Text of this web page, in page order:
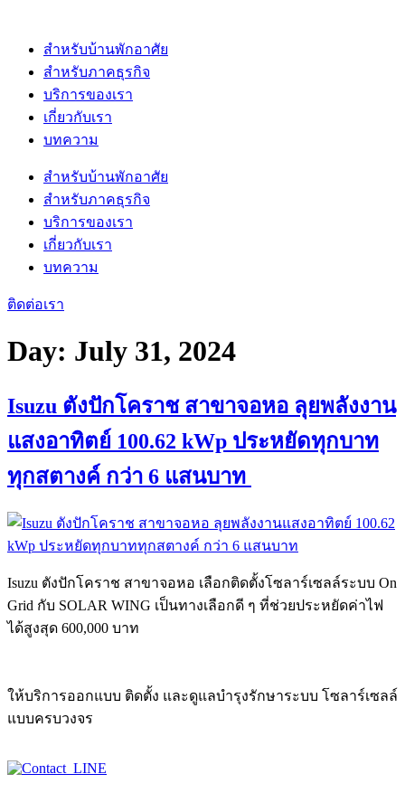
contentสำหรับบ้านพักอาศัย
สำหรับภาคธุรกิจ
บริการของเรา
เกี่ยวกับเรา
บทความ
สำหรับบ้านพักอาศัย
สำหรับภาคธุรกิจ
บริการของเรา
เกี่ยวกับเรา
บทความ
ติดต่อเรา
Day: July 31, 2024
Isuzu ตังปักโคราช สาขาจอหอ ลุยพลังงาน
แสงอาทิตย์ 100.62 kWp ประหยัดทุกบาท
ทุกสตางค์ กว่า 6 แสนบาท
Isuzu ตังปักโคราช สาขาจอหอ เลือกติดตั้งโซลาร์เซลล์ระบบ On
Grid กับ SOLAR WING เป็นทางเลือกดี ๆ ที่ช่วยประหยัดค่าไฟ
ได้สูงสุด 600,000 บาท
ให้บริการออกแบบ ติดตั้ง และดูแลบำรุงรักษาระบบ โซลาร์เซลล์
แบบครบวงจร